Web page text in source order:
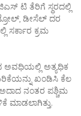
ಟಿ ತೆರಿಗೆ ಸ್ಥರದಲ್ಲಿ
ಡೀಸೆಲ್ ದರ
ಸರ್ಕಾರ ಕ್ರಮ
ಅವಧಿಯಲ್ಲಿ ಅತ್ಯಧಿಕ
ಖಂಡಿಸಿ ಕೆಲ
ನಂತರ ಪಶ್ಚಿಮ
ಮಾಡಲಾಗಿತ್ತು.